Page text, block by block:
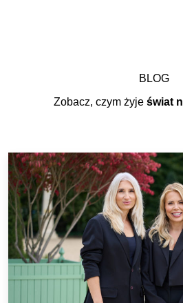
BLOG
Zobacz, czym żyje świat